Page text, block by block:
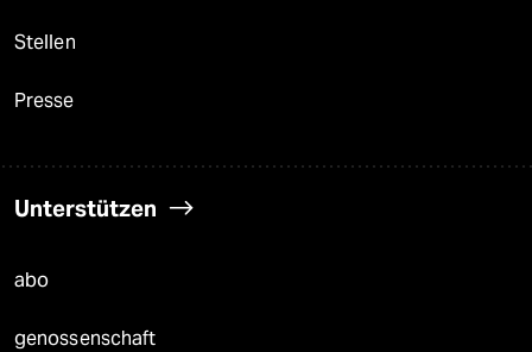
Stellen
Presse
Unterstützen
abo
genossenschaft